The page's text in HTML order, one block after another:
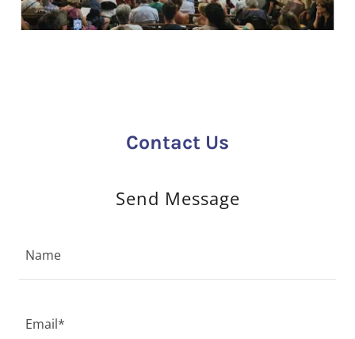
Contact Us
Send Message
Name
Email*